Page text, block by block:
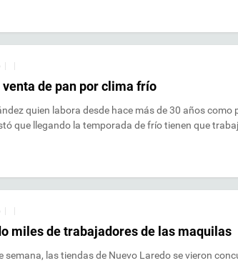
de pan por clima frío
quien labora desde hace más de 30 años
que llegando la temporada de frío tienen que
miles de trabajadores de las maquilas
semana, las tiendas de Nuevo Laredo se vieron